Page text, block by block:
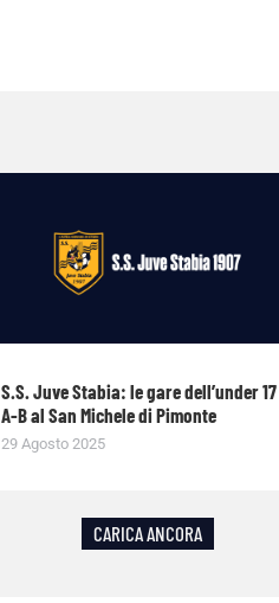
S.S. Juve Stabia: le gare dell’under 17
A-B al San Michele di Pimonte
29 Agosto 2025
CARICA ANCORA